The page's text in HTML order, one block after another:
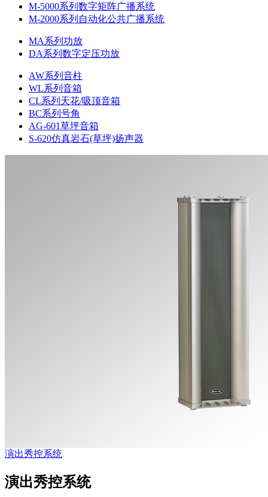
M-5000系列数字矩阵广播系统
M-2000系列自动化公共广播系统
MA系列功放
DA系列数字定压功放
AW系列音柱
WL系列音箱
CL系列天花/吸顶音箱
BC系列号角
AG-601草坪音箱
S-620仿真岩石(草坪)扬声器
演出秀控系统
演出秀控系统